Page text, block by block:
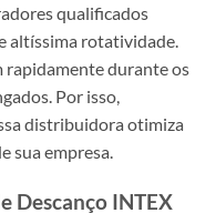
qualificados
altíssima rotatividade.
rapidamente durante os
Por isso,
distribuidora otimiza
sua empresa.
Descanço INTEX